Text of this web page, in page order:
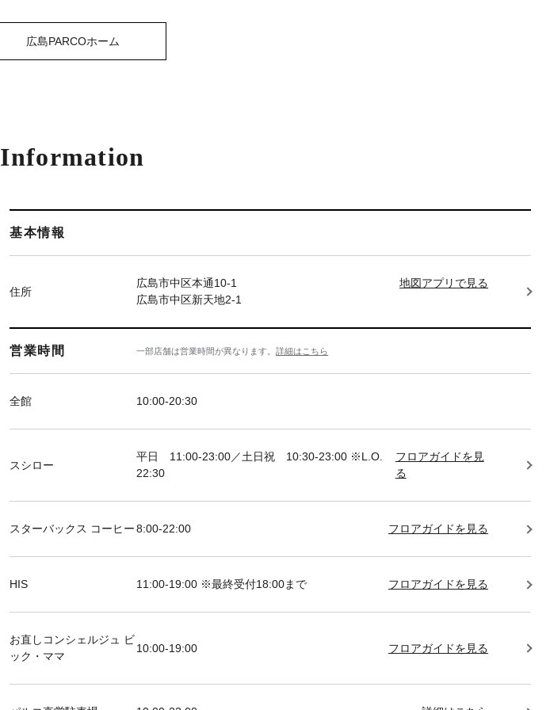
広島PARCOホーム
Information
基本情報
住所
広島市中区本通10-1
広島市中区新天地2-1
地図アプリで見る
営業時間 一部店舗は営業時間が異なります。詳細はこちら
全館 10:00-20:30
スシロー
平日 11:00-23:00／土日祝 10:30-23:00 ※L.O.
22:30
フロアガイドを見
る
スターバックス コーヒー 8:00-22:00 フロアガイドを見る
HIS 11:00-19:00 ※最終受付18:00まで フロアガイドを見る
お直しコンシェルジュ ビ
ック・ママ
10:00-19:00 フロアガイドを見る